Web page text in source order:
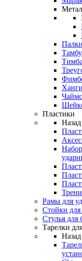
Ханги
Пластики
Назад
Рамы для
Стойки для
Стулья для
Тарелки
Назад